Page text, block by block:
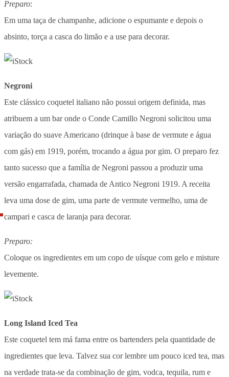
Preparo:
Em uma taça de champanhe, adicione o espumante e depois o
absinto, torça a casca do limão e a use para decorar.
Negroni
Este clássico coquetel italiano não possui origem definida, mas
atribuem a um bar onde o Conde Camillo Negroni solicitou uma
variação do suave Americano (drinque à base de vermute e água
com gás) em 1919, porém, trocando a água por gim. O preparo fez
tanto sucesso que a família de Negroni passou a produzir uma
versão engarrafada, chamada de Antico Negroni 1919. A receita
leva uma dose de gim, uma parte de vermute vermelho, uma de
campari e casca de laranja para decorar.
Preparo:
Coloque os ingredientes em um copo de uísque com gelo e misture
levemente.
Long Island Iced Tea
Este coquetel tem má fama entre os bartenders pela quantidade de
ingredientes que leva. Talvez sua cor lembre um pouco iced tea, mas
na verdade trata-se da combinação de gim, vodca, tequila, rum e